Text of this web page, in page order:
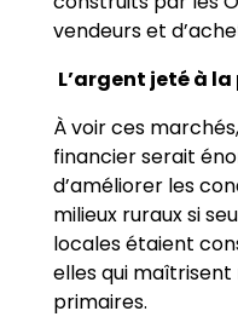
vendeurs et
L’argent jeté à la
À voir ces
financier serait
d’améliorer les
milieux ruraux si
locales étaient
elles qui maîtrisent
primaires.